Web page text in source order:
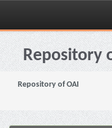
Skip
navigationRepository
Repository of OAI